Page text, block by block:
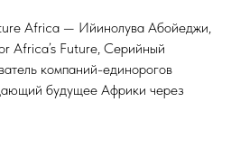
Africa — Ийинолува Абойеджи,
Africa’s Future, Серийный
компаний-единорогов
будущее Африки через